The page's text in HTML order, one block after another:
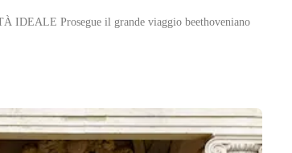
IDEALE Prosegue il grande viaggio beethoveniano